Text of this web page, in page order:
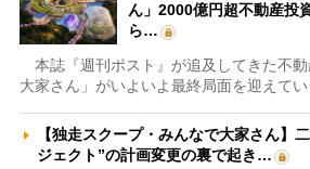
ん」2000億円超不動産投
ら…
本誌『週刊ポスト』が追及してきた不
大家さん」がいよいよ最終局面を迎えて
【独走スクープ・みんなで大家さん】
ジェクト”の計画変更の裏で起き…